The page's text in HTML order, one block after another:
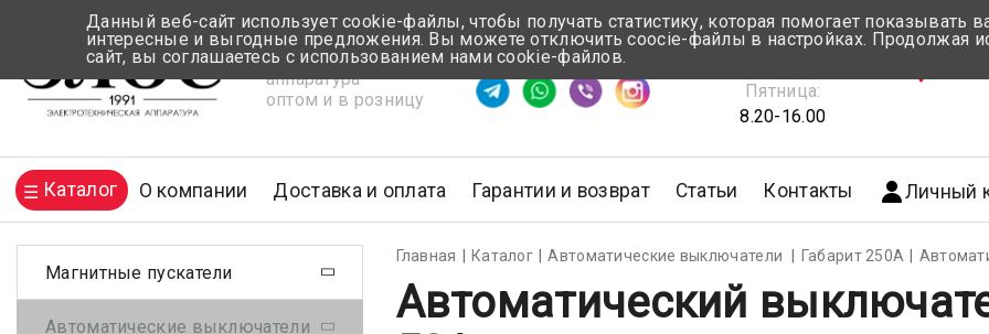
Электротехническая
аппаратура
оптом и в розницу
Время ответа ≈ 5 мин
Понедельник-Четверг:
Пятница:
8.20-16.00
Каталог О компании Доставка и оплата Гарантии и возврат Статьи Контакты Личный
Главная Каталог Автоматические выключатели Габарит 250А
Автоматический
Магнитные пускатели
Автоматические выключатели
Данный веб-сайт использует cookie-файлы, чтобы получать статистику, которая помогает показывать
интересные и выгодные предложения. Вы можете отключить coocie-файлы в настройках. Продолжая
сайт, вы соглашаетесь с использованием нами cookie-файлов.